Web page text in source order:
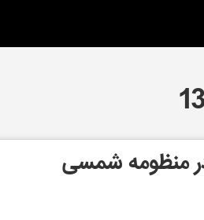
منظومه شمسی